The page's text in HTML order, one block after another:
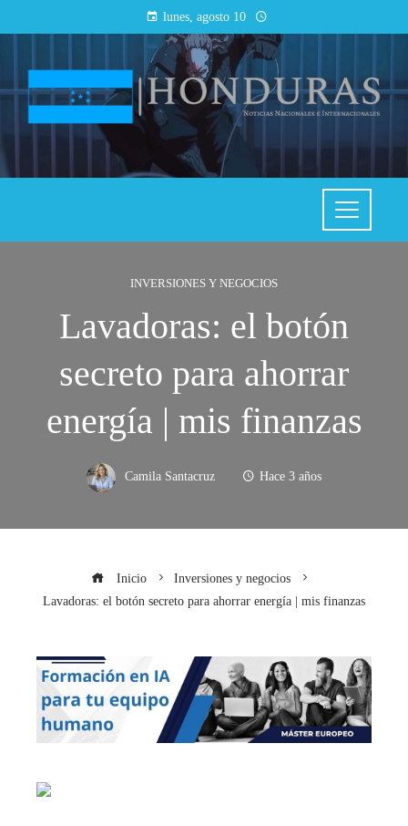
lunes, agosto 10
INVERSIONES Y NEGOCIOS
Lavadoras: el botón
secreto para ahorrar
energía | mis finanzas
Camila Santacruz Hace 3 años
Inicio
Inversiones y negocios
Lavadoras: el botón secreto para ahorrar energía | mis finanzas